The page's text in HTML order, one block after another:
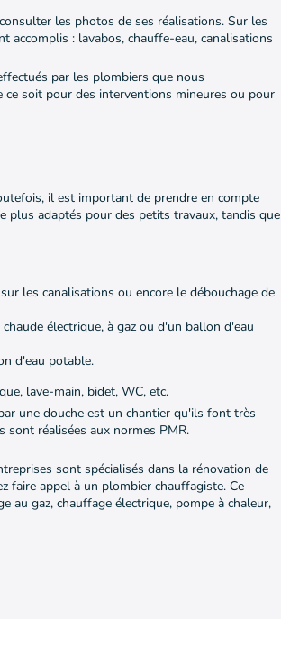
les photos de ses réalisations. Sur les
: lavabos, chauffe-eau, canalisations
par les plombiers que nous
ce soit pour des interventions mineures ou pour
il est important de prendre en compte
plus adaptés pour des petits travaux, tandis que
les canalisations ou encore le débouchage de
électrique, à gaz ou d'un ballon d'eau
d'eau potable.
lave-main, bidet, WC, etc.
une douche est un chantier qu'ils font très
sont réalisées aux normes PMR.
sont spécialisés dans la rénovation de
faire appel à un plombier chauffagiste. Ce
gaz, chauffage électrique, pompe à chaleur,